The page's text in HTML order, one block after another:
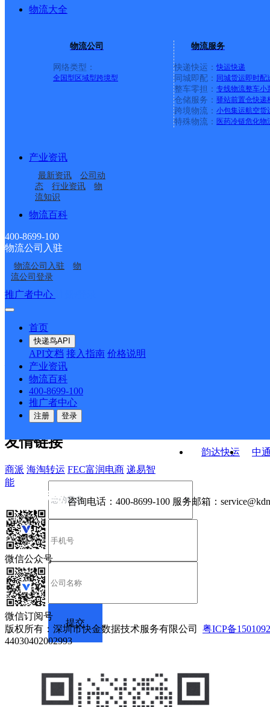
物流大全
物流公司
网络类型：
全国型 区域型跨境型
物流服务
快递快运： 快运快递
同城即配： 同城货运即时配
整车零担： 专线物流整车小
仓储服务： 驿站前置仓快递
跨境物流： 小包集运航空货
特殊物流： 医药冷链危化物
产业资讯
最新资讯
公司动
态
行业资讯
物
流知识
物流百科
400-8699-100
物流公司入驻
物流公司入驻
物
流公司登录
推广者中心
首页
快递鸟API
API文档 接入指南 价格说明
产业资讯
物流百科
400-8699-100
推广者中心
注册 登录
民寄存分部
福建晋江安海镇公司庄
头分部
福建晋江市钻石仓玖韵
云集许许KH分部
福建晋江市台江服务部
福建晋江市公司青阳泉
安路便民服务站分部
福建晋江市钻石仓玖韵
云集益友KH分部
福建晋江市公司陈埭江
韵达快运
中
接口API
API接口 DEMO下载
关于我们
公司介绍 企业动态
合作伙伴 快递鸟接口服务协议
户隐私政策
友情链接
商派 海淘转运 FEC富润电商 递易智
能
咨询电话： 400-8699-100 服务邮箱：
微信公众号
微信订阅号
版权所有：深圳市快金数据技术服务有限公司 粤ICP备
44030402002993